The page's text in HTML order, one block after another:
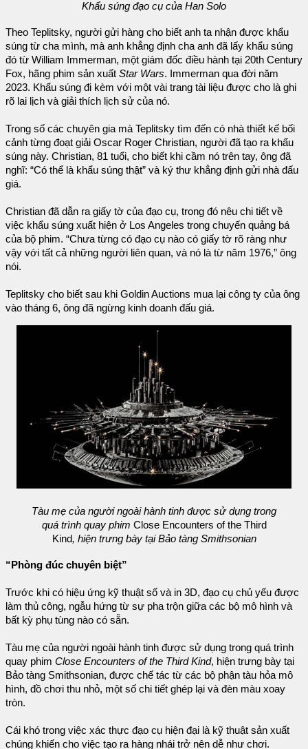
Khẩu súng đạo cụ của Han Solo
Theo Teplitsky, người gửi hàng cho biết anh ta nhận được khẩu
súng từ cha mình, mà anh khẳng định cha anh đã lấy khẩu súng
đó từ William Immerman, một giám đốc điều hành tại 20th Century
Fox, hãng phim sản xuất Star Wars. Immerman qua đời năm
2023. Khẩu súng đi kèm với một vài trang tài liệu được cho là ghi
rõ lai lịch và giải thích lịch sử của nó.
Trong số các chuyên gia mà Teplitsky tìm đến có nhà thiết kế bối
cảnh từng đoạt giải Oscar Roger Christian, người đã tạo ra khẩu
súng này. Christian, 81 tuổi, cho biết khi cầm nó trên tay, ông đã
nghĩ: “Có thể là khẩu súng thật” và ký thư khẳng định gửi nhà đấu
giá.
Christian đã dẫn ra giấy tờ của đạo cụ, trong đó nêu chi tiết về
việc khẩu súng xuất hiện ở Los Angeles trong chuyến quảng bá
của bộ phim. “Chưa từng có đạo cụ nào có giấy tờ rõ ràng như
vậy với tất cả những người liên quan, và nó là từ năm 1976,” ông
nói.
Teplitsky cho biết sau khi Goldin Auctions mua lại công ty của ông
vào tháng 6, ông đã ngừng kinh doanh đấu giá.
Tàu mẹ của người ngoài hành tinh được sử dụng trong
quá trình quay phim Close Encounters of the Third
Kind, hiện trưng bày tại Bảo tàng Smithsonian
“Phòng đúc chuyên biệt”
Trước khi có hiệu ứng kỹ thuật số và in 3D, đạo cụ chủ yếu được
làm thủ công, ngẫu hứng từ sự pha trộn giữa các bộ mô hình và
bất kỳ phụ tùng nào có sẵn.
Tàu mẹ của người ngoài hành tinh được sử dụng trong quá trình
quay phim Close Encounters of the Third Kind, hiện trưng bày tại
Bảo tàng Smithsonian, được chế tác từ các bộ phận tàu hỏa mô
hình, đồ chơi thu nhỏ, một số chi tiết ghép lại và đèn màu xoay
tròn.
Cái khó trong việc xác thực đạo cụ hiện đại là kỹ thuật sản xuất
chúng khiến cho việc tạo ra hàng nhái trở nên dễ như chơi.